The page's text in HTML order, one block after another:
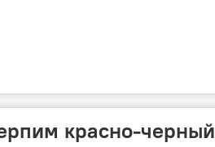
красно-черный